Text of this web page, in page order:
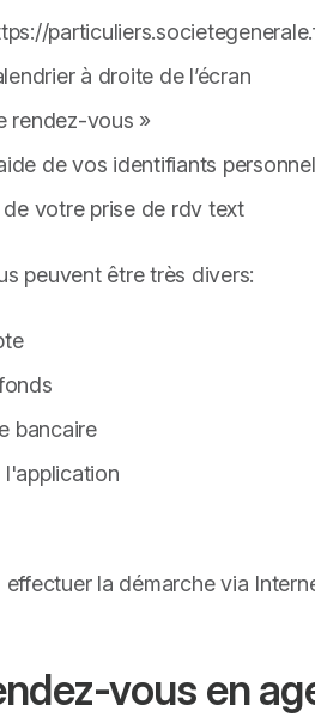
à droite de l’écran
rendez-vous »
de vos identifiants
votre prise de rdv text
peuvent être très divers:
bancaire
la démarche via
vous en